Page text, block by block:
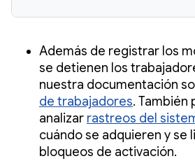
Además de registrar los
se detienen los
nuestra documentación
de trabajadores. También
analizar rastreos del
cuándo se adquieren y se
bloqueos de activación.